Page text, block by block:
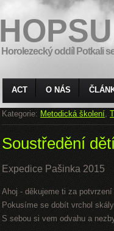
Horolezecký oddíl Potkali
ACT O NÁS
Kategorie: Metodická školení,
Soustředění
Expedice Pašinka 2015
Ahoj - děkujeme ti za
Pokusíme se dobít vrchol
S sebou si vem odvahu a